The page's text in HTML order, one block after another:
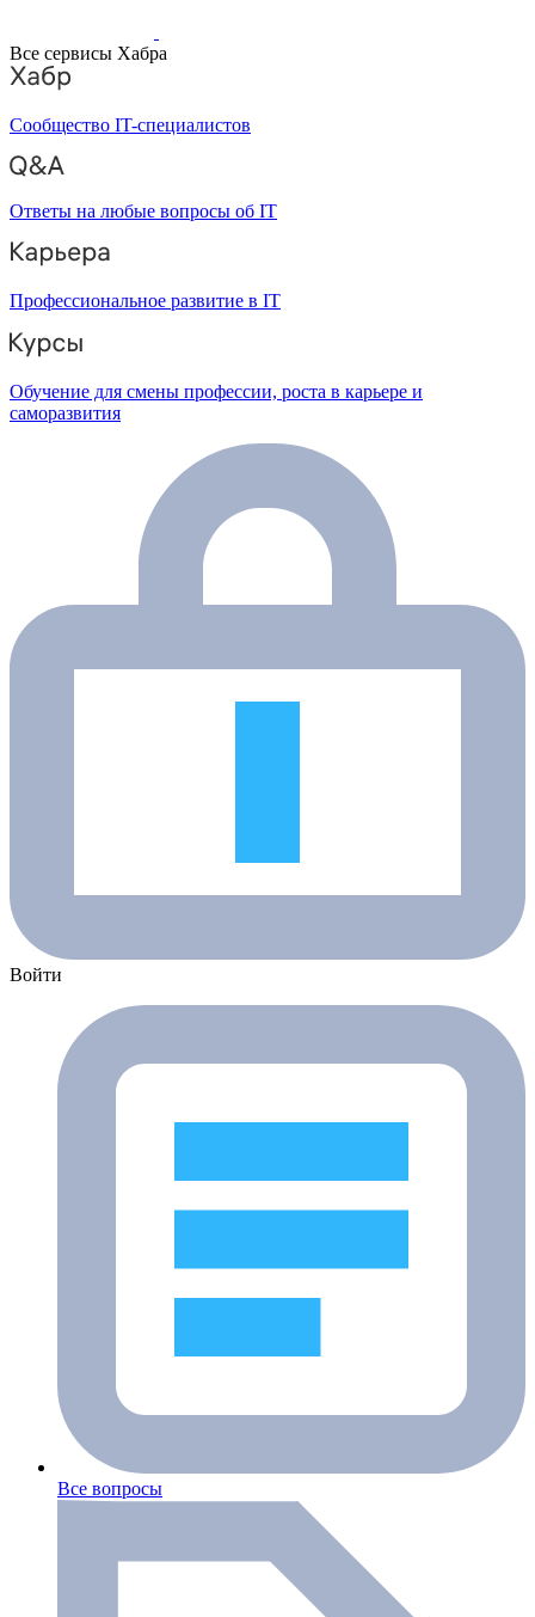
Все сервисы Хабра
Сообщество IT-специалистов
Ответы на любые вопросы об IT
Профессиональное развитие в IT
Обучение для смены профессии, роста в карьере и
саморазвития
Войти
Все вопросы